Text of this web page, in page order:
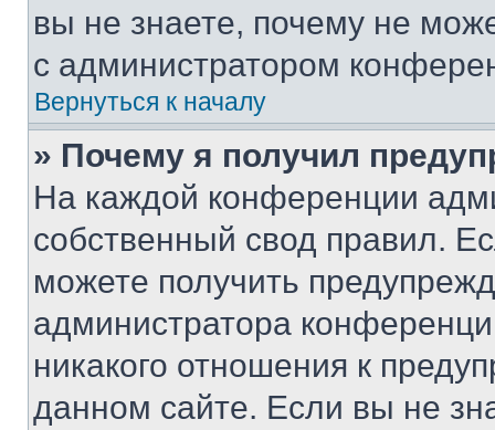
вы не знаете, почему не
с администратором
Вернуться к началу
» Почему я получил
На каждой конференции
собственный свод правил.
можете получить
администратора
никакого отношения к
данном сайте. Если вы не